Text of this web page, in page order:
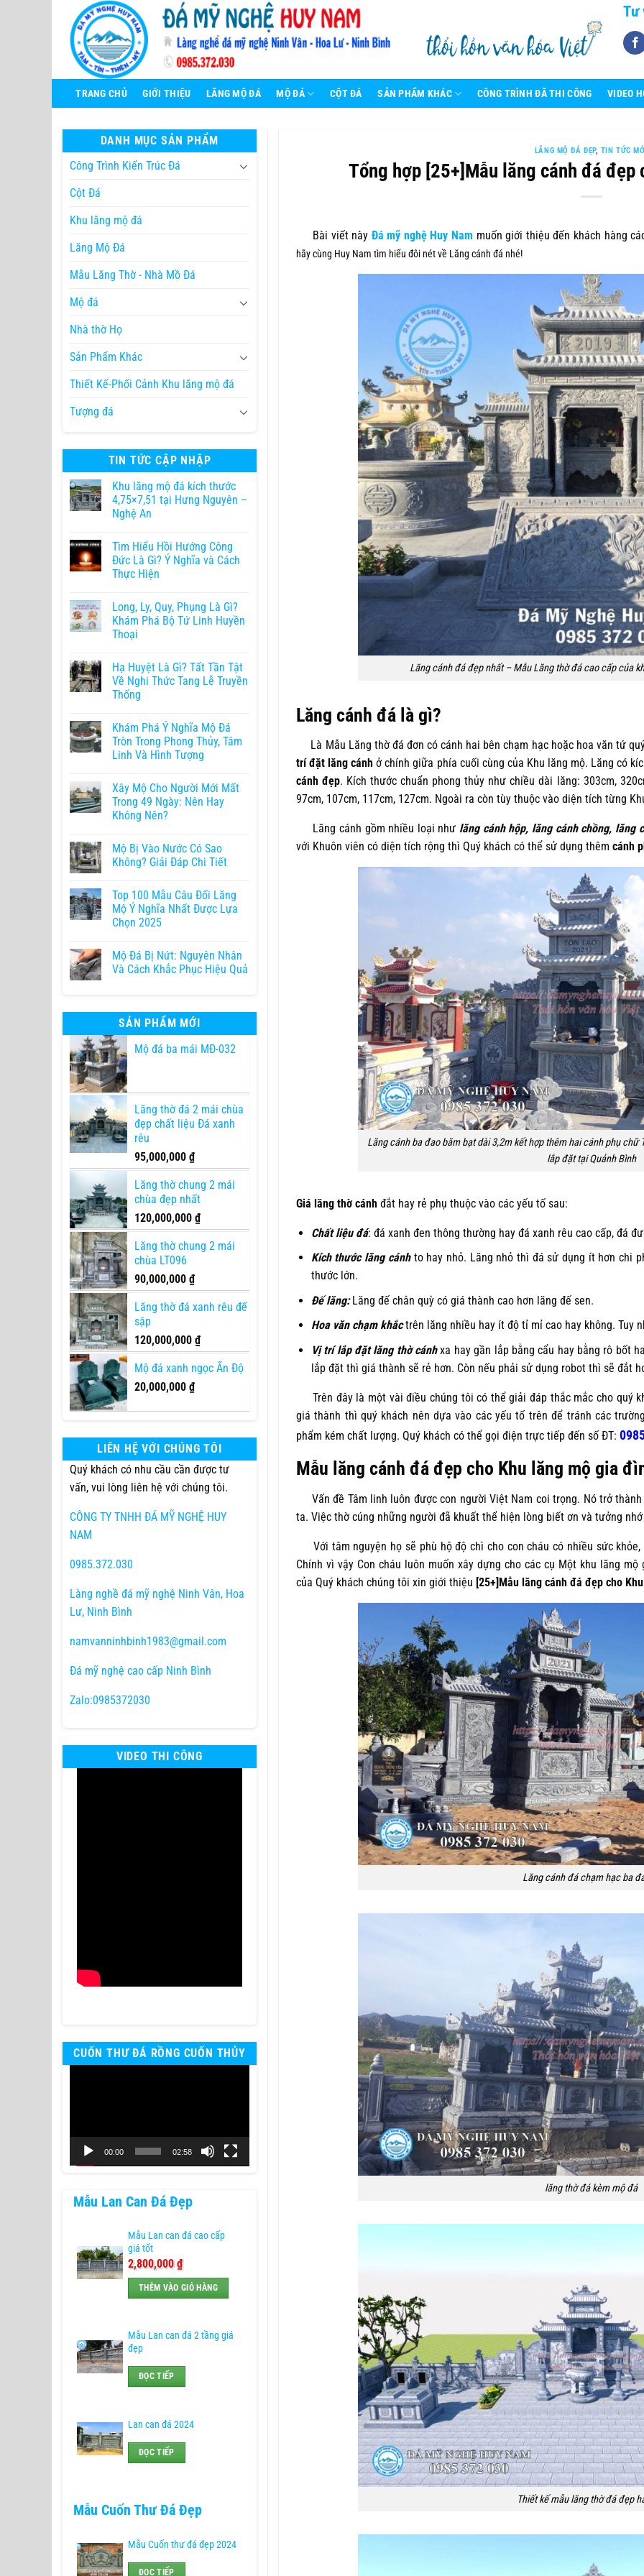
Tư
TRANG CHỦ GIỚI THIỆU LĂNG MỘ ĐÁ MỘ ĐÁ CỘT ĐÁ SẢN PHẨM KHÁC CÔNG TRÌNH ĐÃ THI CÔNG VIDEO
DANH MỤC SẢN PHẨM
Công Trình Kiến Trúc Đá
Cột Đá
Khu lăng mộ đá
Lăng Mộ Đá
Mẫu Lăng Thờ - Nhà Mồ Đá
Mộ đá
Nhà thờ Họ
Sản Phẩm Khác
Thiết Kế-Phối Cảnh Khu lăng mộ đá
Tượng đá
TIN TỨC CẬP NHẬP
Khu lăng mộ đá kích thước
4,75×7,51 tại Hưng Nguyên –
Nghệ An
Tìm Hiểu Hồi Hướng Công
Đức Là Gì? Ý Nghĩa và Cách
Thực Hiện
Long, Ly, Quy, Phụng Là Gì?
Khám Phá Bộ Tứ Linh Huyền
Thoại
Hạ Huyệt Là Gì? Tất Tần Tật
Về Nghi Thức Tang Lễ Truyền
Thống
Khám Phá Ý Nghĩa Mộ Đá
Tròn Trong Phong Thủy, Tâm
Linh Và Hình Tượng
Xây Mộ Cho Người Mới Mất
Trong 49 Ngày: Nên Hay
Không Nên?
Mộ Bị Vào Nước Có Sao
Không? Giải Đáp Chi Tiết
Top 100 Mẫu Câu Đối Lăng
Mộ Ý Nghĩa Nhất Được Lựa
Chọn 2025
Mộ Đá Bị Nứt: Nguyên Nhân
Và Cách Khắc Phục Hiệu Quả
SẢN PHẨM MỚI
Mộ đá ba mái MĐ-032
Lăng thờ đá 2 mái chùa
đẹp chất liệu Đá xanh
rêu
95,000,000 ₫
Lăng thờ chung 2 mái
chùa đẹp nhất
120,000,000 ₫
Lăng thờ chung 2 mái
chùa LT096
90,000,000 ₫
Lăng thờ đá xanh rêu đế
sập
120,000,000 ₫
Mộ đá xanh ngọc Ấn Độ
20,000,000 ₫
LIÊN HỆ VỚI CHÚNG TÔI
Quý khách có nhu cầu cần được tư
vấn, vui lòng liên hệ với chúng tôi.
CÔNG TY TNHH ĐÁ MỸ NGHỆ HUY
NAM
0985.372.030
Làng nghề đá mỹ nghệ Ninh Vân, Hoa
Lư, Ninh Bình
namvanninhbinh1983@gmail.com
Đá mỹ nghệ cao cấp Ninh Bình
Zalo:0985372030
VIDEO THI CÔNG
CUỐN THƯ ĐÁ RỒNG CUỐN THỦY
00:00 02:58
Mẫu Lan Can Đá Đẹp
Mẫu Lan can đá cao cấp
giá tốt
2,800,000₫
THÊM VÀO GIỎ HÀNG
Mẫu Lan can đá 2 tầng giá
đẹp
ĐỌC TIẾP
Lan can đá 2024
ĐỌC TIẾP
Mẫu Cuốn Thư Đá Đẹp
Mẫu Cuốn thư đá đẹp 2024
ĐỌC TIẾP
LĂNG MỘ ĐÁ ĐẸP, TIN TỨC
Tổng hợp [25+]Mẫu lăng cánh đá đẹp
Bài viết này Đá mỹ nghệ Huy Nam muốn giới thiệu đến khách hàng
hãy cùng Huy Nam tìm hiểu đôi nét về Lăng cánh đá nhé!
Lăng cánh đá đẹp nhất – Mẫu Lăng thờ đá cao cấp của
Lăng cánh đá là gì?
Là Mẫu Lăng thờ đá đơn có cánh hai bên chạm hạc hoặc hoa văn tứ
trí đặt lăng cánh ở chính giữa phía cuối cùng của Khu lăng mộ. Lăng có
cánh đẹp. Kích thước chuẩn phong thủy như chiều dài lăng: 303cm,
97cm, 107cm, 117cm, 127cm. Ngoài ra còn tùy thuộc vào diện tích từng
Lăng cánh gồm nhiều loại như lăng cánh hộp, lăng cánh chồng,
với Khuôn viên có diện tích rộng thì Quý khách có thể sử dụng thêm cánh
Lăng cánh ba đao băm bạt dài 3,2m kết hợp thêm hai cánh phụ
lắp đặt tại Quảnh Bình
Giá lăng thờ cánh đắt hay rẻ phụ thuộc vào các yếu tố sau:
Chất liệu đá: đá xanh đen thông thường hay đá xanh rêu cao cấp, đá
Kích thước lăng cánhto hay nhỏ. Lăng nhỏ thì đá sử dụng ít hơn chi
thước lớn.
Đế lăng:Lăng đế chân quỳ có giá thành cao hơn lăng đế sen.
Hoa văn chạm khắctrên lăng nhiều hay ít độ tỉ mỉ cao hay không. Tuy
Vị trí lắp đặt lăng thờ cánhxa hay gần lắp bằng cẩu hay bằng rô bốt
lắp đặt thì giá thành sẽ rẻ hơn. Còn nếu phải sử dụng robot thì sẽ đắt
Trên đây là một vài điều chúng tôi có thể giải đáp thắc mắc cho quý
giá thành thì quý khách nên dựa vào các yếu tố trên để tránh các
phẩm kém chất lượng. Quý khách có thể gọi điện trực tiếp đến số ĐT:
Mẫu lăng cánh đá đẹp cho Khu lăng mộ gia
Vấn đề Tâm linh luôn được con người Việt Nam coi trọng. Nó trở
ta. Việc thờ cúng những người đã khuất thể hiện lòng biết ơn và tưởng
Với tâm nguyện họ sẽ phù hộ độ chì cho con cháu có nhiều sức
Chính vì vậy Con cháu luôn muốn xây dựng cho các cụ Một khu lăng
của Quý khách chúng tôi xin giới thiệu [25+]Mẫu lăng cánh đá đẹp cho
Lăng cánh đá chạm hạc ba
lăng thờ đá kèm mộ đá
Thiết kế mẫu lăng thờ đá đẹp